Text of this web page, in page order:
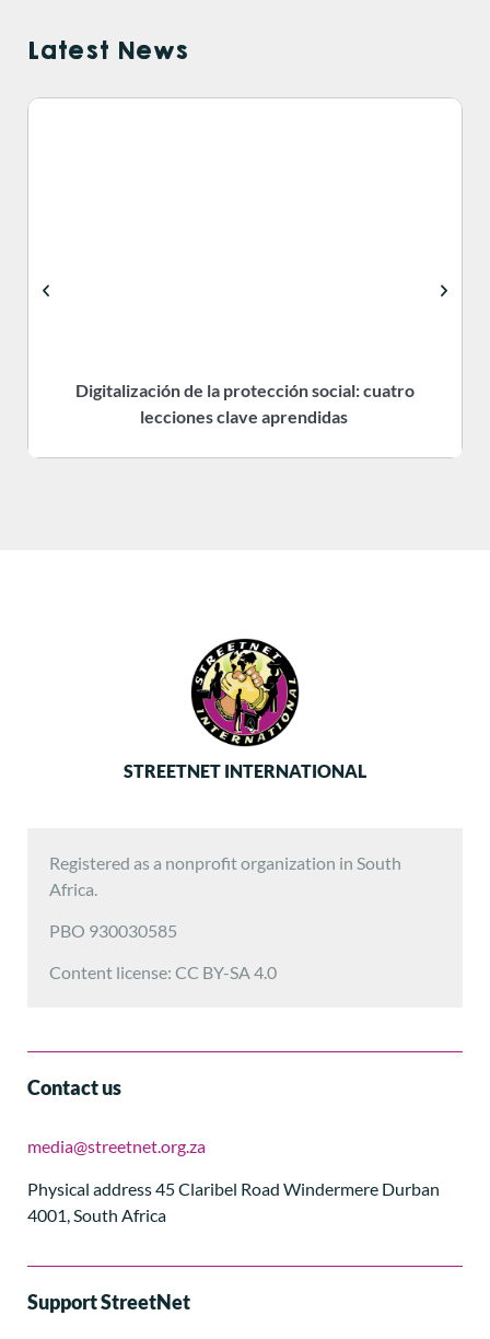
Latest News
Digitalización de la protección social: cuatro
lecciones clave aprendidas
STREETNET INTERNATIONAL
Registered as a nonprofit organization in South
Africa.
PBO 930030585
Content license: CC BY-SA 4.0
Contact us
media@streetnet.org.za
Physical address 45 Claribel Road Windermere Durban
4001, South Africa
Support StreetNet